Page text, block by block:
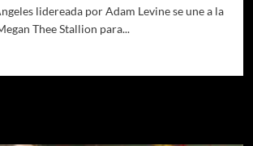
lidereada por Adam Levine se une a la
Thee Stallion para...